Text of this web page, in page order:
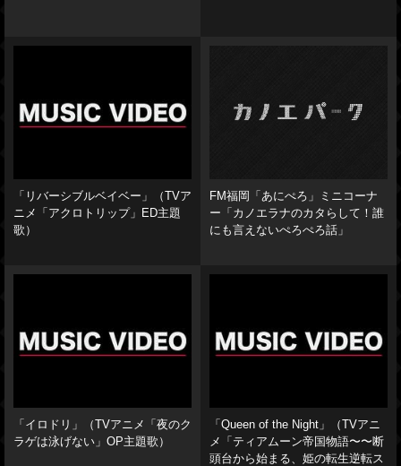
「リバーシブルベイベー」（TVア
ニメ「アクロトリップ」ED主題
歌）
FM福岡「あにぺろ」ミニコーナ
ー「カノエラナのカタらして！誰
にも言えないぺろぺろ話」
「イロドリ」（TVアニメ「夜のク
ラゲは泳げない」OP主題歌）
「Queen of the Night」（TVアニ
メ「ティアムーン帝国物語〜〜断
頭台から始まる、姫の転生逆転ス